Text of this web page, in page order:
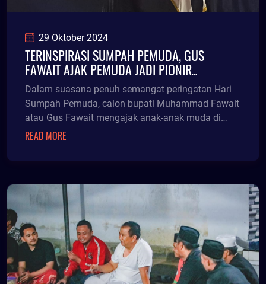
29 Oktober 2024
TERINSPIRASI SUMPAH PEMUDA, GUS
FAWAIT AJAK PEMUDA JADI PIONIR
PERUBAHAN
Dalam suasana penuh semangat peringatan Hari
Sumpah Pemuda, calon bupati Muhammad Fawait
atau Gus Fawait mengajak anak-anak muda di
Jember untuk be
READ MORE